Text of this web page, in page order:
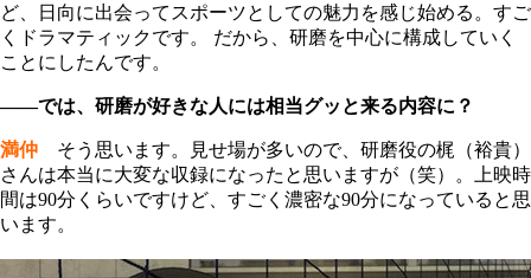
ど、日向に出会ってスポーツとしての魅力を感じ始める。すご
くドラマティックです。 だから、研磨を中心に構成していく
ことにしたんです。
――では、研磨が好きな人には相当グッと来る内容に？
満仲
そう思います。見せ場が多いので、研磨役の梶（裕貴）
さんは本当に大変な収録になったと思いますが（笑）。上映時
間は90分くらいですけど、すごく濃密な90分になっていると思
います。